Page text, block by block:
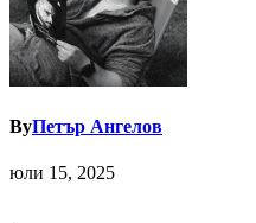
ByПетър Ангелов
юли 15, 2025